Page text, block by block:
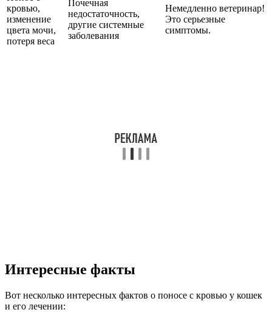
кровью,
изменение
цвета мочи,
потеря веса
Почечная
недостаточность,
другие системные
заболевания
Немедленно ветеринар!
Это серьезные
симптомы.
Интересные факты
Вот несколько интересных фактов о поносе с кровью у кошек
и его лечении: